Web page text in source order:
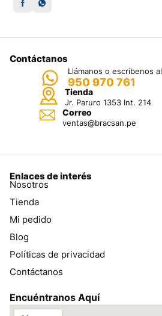
Contáctanos
Llámanos o escríbenos al
950 970 761
Tienda
Jr. Paruro 1353 Int. 214
Correo
ventas@bracsan.pe
Enlaces de interés
Nosotros
Tienda
Mi pedido
Blog
Políticas de privacidad
Contáctanos
Encuéntranos Aquí